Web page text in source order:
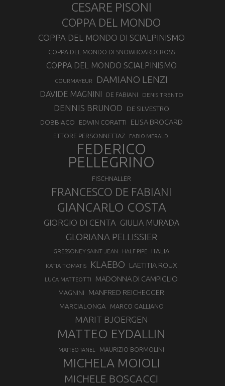
CESARE PISONI
COPPA DEL MONDO
COPPA DEL MONDO DI SCIALPINISMO
COPPA DEL MONDO DI SNOWBOARDCROSS
COPPA DEL MONDO SCIALPINISMO
COURMAYEUR DAMIANO LENZI
DAVIDE MAGNINI DE FABIANI DENIS TRENTO
DENNIS BRUNOD DE SILVESTRO
DOBBIACO EDWIN CORATTI ELISA BROCARD
ETTORE PERSONNETTAZ FABIO MERALDI
FEDERICO
PELLEGRINO
FISCHNALLER
FRANCESCO DE FABIANI
GIANCARLO COSTA
GIORGIO DI CENTA GIULIA MURADA
GLORIANA PELLISSIER
GRESSONEY SAINT JEAN HALF PIPE ITALIA
KATIA TOMATIS KLAEBO LAETITIA ROUX
LUCA MATTEOTTI MADONNA DI CAMPIGLIO
MAGNINI MANFRED REICHEGGER
MARCIALONGA MARCO GALLIANO
MARIT BJOERGEN
MATTEO EYDALLIN
MATTEO TANEL MAURIZIO BORMOLINI
MICHELA MOIOLI
MICHELE BOSCACCI